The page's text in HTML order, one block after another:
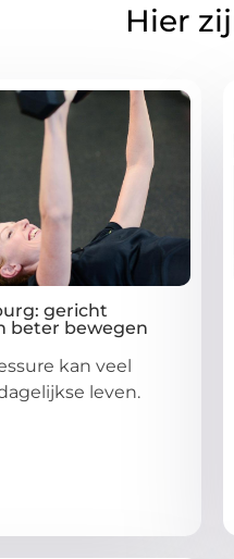
Hier
gericht
beter bewegen
kan veel
leven.